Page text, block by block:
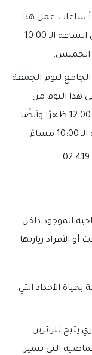
ساعات عمل هذا
الجامع من الساعة الـ 9:00 صباحًا وحتى الساعة الـ 10:00
الخميس.
ليوم الجمعة
هذا اليوم من
الساعة الـ 9:00 صباحًا وحتى الساعة الـ 12:00 ظهرًا وأيضًا
الموجود داخل
الأفراد زيارتها
الأجداد التي
للزائرين
التي تتميز